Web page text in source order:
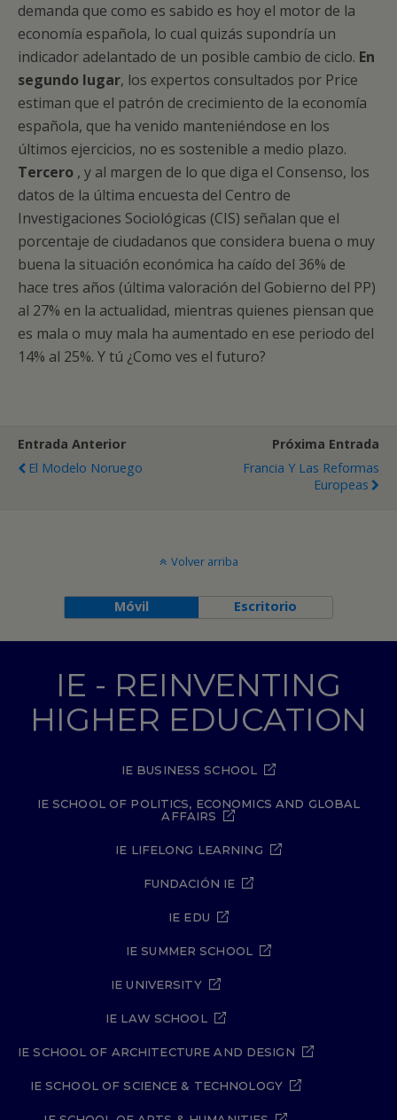
demanda que como es sabido es hoy el motor de la
economía española, lo cual quizás supondría un
indicador adelantado de un posible cambio de ciclo. En
segundo lugar, los expertos consultados por Price
estiman que el patrón de crecimiento de la economía
española, que ha venido manteniéndose en los
últimos ejercicios, no es sostenible a medio plazo.
Tercero , y al margen de lo que diga el Consenso, los
datos de la última encuesta del Centro de
Investigaciones Sociológicas (CIS) señalan que el
porcentaje de ciudadanos que considera buena o muy
buena la situación económica ha caído del 36% de
hace tres años (última valoración del Gobierno del PP)
al 27% en la actualidad, mientras quienes piensan que
es mala o muy mala ha aumentado en ese periodo del
14% al 25%. Y tú ¿Como ves el futuro?
Entrada Anterior
El Modelo Noruego
Próxima Entrada
Francia Y Las Reformas
Europeas
Volver arriba
Móvil Escritorio
IE - REINVENTING
HIGHER EDUCATION
IE BUSINESS SCHOOL
IE SCHOOL OF POLITICS, ECONOMICS AND GLOBAL
AFFAIRS
IE LIFELONG LEARNING
FUNDACIÓN IE
IE EDU
IE SUMMER SCHOOL
IE UNIVERSITY
IE LAW SCHOOL
IE SCHOOL OF ARCHITECTURE AND DESIGN
IE SCHOOL OF SCIENCE & TECHNOLOGY